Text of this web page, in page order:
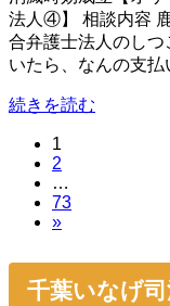
法人④】 相談内容
合弁護士法人のし
いたら、なんの支
続きを読む
ー
固
定
ペ
ー
ジ
1
固
定
ペ
ー
2
…
固
定
ジ
73
»
千葉いなげ